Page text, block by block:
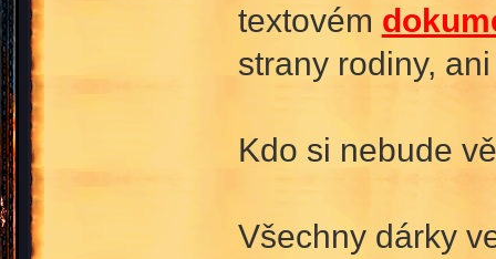
textovém
strany rodiny,
Kdo si nebude
Všechny dárky